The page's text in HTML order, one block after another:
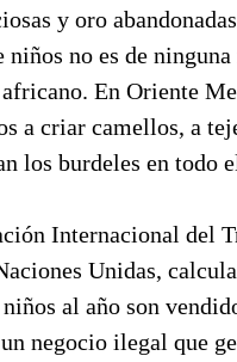
y oro
no es de ninguna
En Oriente
a criar camellos, a
los burdeles en todo
Internacional del
Unidas,
al año son
negocio ilegal que